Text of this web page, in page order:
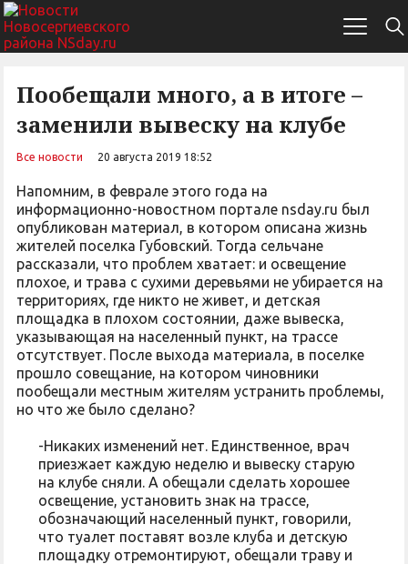
Пообещали много, а в итоге –
заменили вывеску на клубе
Все новости 20 августа 2019 18:52
Напомним, в феврале этого года на
информационно-новостном портале nsday.ru был
опубликован материал, в котором описана жизнь
жителей поселка Губовский. Тогда сельчане
рассказали, что проблем хватает: и освещение
плохое, и трава с сухими деревьями не убирается на
территориях, где никто не живет, и детская
площадка в плохом состоянии, даже вывеска,
указывающая на населенный пункт, на трассе
отсутствует. После выхода материала, в поселке
прошло совещание, на котором чиновники
пообещали местным жителям устранить проблемы,
но что же было сделано?
-Никаких изменений нет. Единственное, врач
приезжает каждую неделю и вывеску старую
на клубе сняли. А обещали сделать хорошее
освещение, установить знак на трассе,
обозначающий населенный пункт, говорили,
что туалет поставят возле клуба и детскую
площадку отремонтируют, обещали траву и